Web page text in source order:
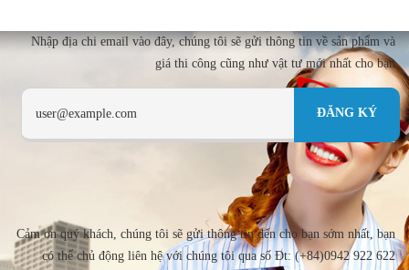
Nhập địa chi email vào đây, chúng tôi sẽ gửi thông tin về sản phẩm và
giá thi công cũng như vật tư mới nhất cho bạn
Cảm ơn quý khách, chúng tôi sẽ gửi thông tin đến cho bạn sớm nhất, bạn
có thể chủ động liên hệ với chúng tôi qua số Đt: (+84)0942 922 622